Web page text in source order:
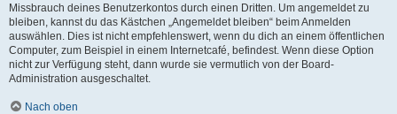
Missbrauch deines Benutzerkontos durch einen Dritten. Um angemeldet zu
bleiben, kannst du das Kästchen „Angemeldet bleiben“ beim Anmelden
auswählen. Dies ist nicht empfehlenswert, wenn du dich an einem öffentlichen
Computer, zum Beispiel in einem Internetcafé, befindest. Wenn diese Option
nicht zur Verfügung steht, dann wurde sie vermutlich von der Board-
Administration ausgeschaltet.
Nach oben